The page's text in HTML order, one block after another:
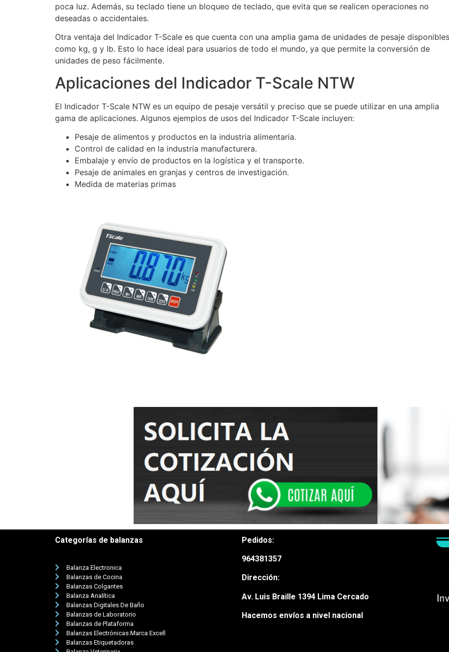
poca luz. Además, su teclado tiene un bloqueo de teclado, que evita que se realicen operaciones no
deseadas o accidentales.
Otra ventaja del Indicador T-Scale es que cuenta con una amplia gama de unidades de pesaje
como kg, g y lb. Esto lo hace ideal para usuarios de todo el mundo, ya que permite la conversión de
unidades de peso fácilmente.
Aplicaciones del Indicador T-Scale NTW
El Indicador T-Scale NTW es un equipo de pesaje versátil y preciso que se puede utilizar en una amplia
gama de aplicaciones. Algunos ejemplos de usos del Indicador T-Scale incluyen:
Pesaje de alimentos y productos en la industria alimentaria.
Control de calidad en la industria manufacturera.
Embalaje y envío de productos en la logística y el transporte.
Pesaje de animales en granjas y centros de investigación.
Medida de materias primas
Categorías de balanzas
Balanza Electronica
Balanzas de Cocina
Balanzas Colgantes
Balanza Analítica
Balanzas Digitales De Baño
Balanzas de Laboratorio
Balanzas de Plataforma
Balanzas Electrónicas Marca Excell
Balanzas Etiquetadoras
Pedidos:
964381357
Dirección:
Av. Luis Braille 1394 Lima Cercado
Hacemos envíos a nivel nacional